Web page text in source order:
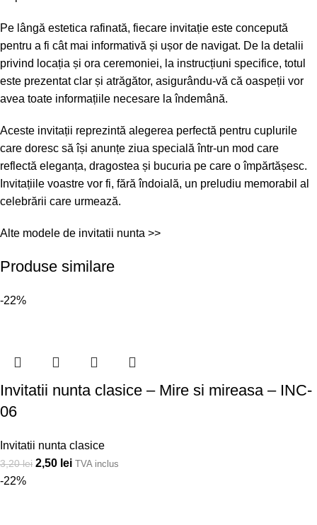
Pe lângă estetica rafinată, fiecare invitație este concepută
pentru a fi cât mai informativă și ușor de navigat. De la detalii
privind locația și ora ceremoniei, la instrucțiuni specifice, totul
este prezentat clar și atrăgător, asigurându-vă că oaspeții vor
avea toate informațiile necesare la îndemână.
Aceste invitații reprezintă alegerea perfectă pentru cuplurile
care doresc să își anunțe ziua specială într-un mod care
reflectă eleganța, dragostea și bucuria pe care o împărtășesc.
Invitațiile voastre vor fi, fără îndoială, un preludiu memorabil al
celebrării care urmează.
Alte modele de invitatii nunta >>
Produse similare
-22%
Invitatii nunta clasice – Mire si mireasa – INC-
06
Invitatii nunta clasice
3,20lei 2,50 lei TVA inclus
-22%